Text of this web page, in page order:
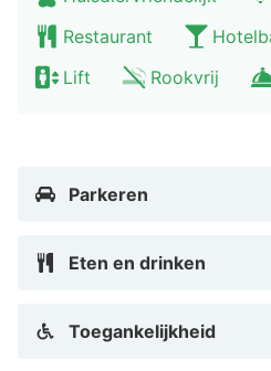
Het hotel is volledig
Automatisch vertaald door
Restaurant
Lift
Rookvrij
Parkeren
Eten en drinken
Toegankelijkheid